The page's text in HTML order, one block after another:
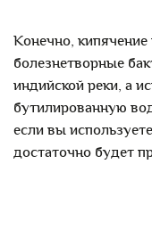
Конечно,
болезнетворные
индийской реки, а
бутилированную
если вы
достаточно будет